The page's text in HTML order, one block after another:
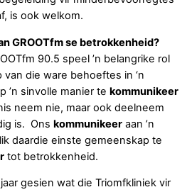
is ook welkom.
GROOTfm se betrokkenheid?
90.5 speel ’n belangrike rol
van die ware behoeftes in ‘n
’n sinvolle manier te kommunikeer
neem nie, maar ook deelneem
is. Ons kommunikeer aan ’n
daardie einste gemeenskap te
tot betrokkenheid.
gesien wat die Triomfkliniek vir